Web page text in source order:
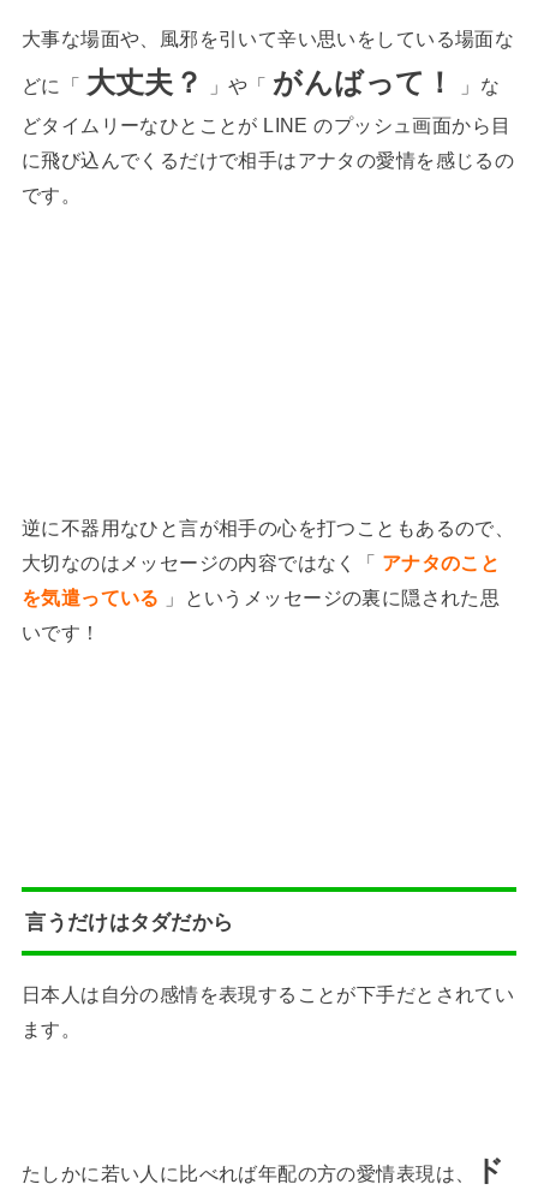
大事な場面や、風邪を引いて辛い思いをしている場面な
どに「 大丈夫？ 」や「 がんばって！
」な
どタイムリーなひとことが LINE のプッシュ画面から目
に飛び込んでくるだけで相手はアナタの愛情を感じるの
です。
逆に不器用なひと言が相手の心を打つこともあるので、
大切なのはメッセージの内容ではなく「 アナタのこと
を気遣っている
」というメッセージの裏に隠された思
いです！
言うだけはタダだから
日本人は自分の感情を表現することが下手だとされてい
ます。
たしかに若い人に比べれば年配の方の愛情表現は、
ド